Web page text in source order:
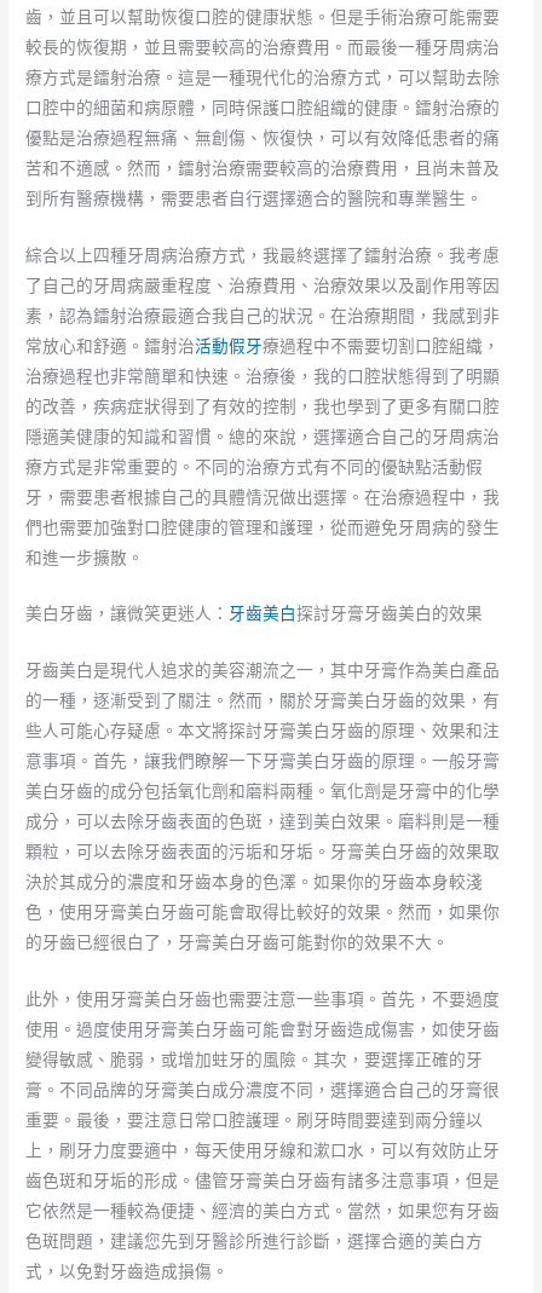
齒，並且可以幫助恢復口腔的健康狀態。但是手術治療可能需要
較長的恢復期，並且需要較高的治療費用。而最後一種牙周病治
療方式是鐳射治療。這是一種現代化的治療方式，可以幫助去除
口腔中的細菌和病原體，同時保護口腔組織的健康。鐳射治療的
優點是治療過程無痛、無創傷、恢復快，可以有效降低患者的痛
苦和不適感。然而，鐳射治療需要較高的治療費用，且尚未普及
到所有醫療機構，需要患者自行選擇適合的醫院和專業醫生。
綜合以上四種牙周病治療方式，我最終選擇了鐳射治療。我考慮
了自己的牙周病嚴重程度、治療費用、治療效果以及副作用等因
素，認為鐳射治療最適合我自己的狀況。在治療期間，我感到非
常放心和舒適。鐳射治活動假牙療過程中不需要切割口腔組織，
治療過程也非常簡單和快速。治療後，我的口腔狀態得到了明顯
的改善，疾病症狀得到了有效的控制，我也學到了更多有關口腔
隱適美健康的知識和習慣。總的來說，選擇適合自己的牙周病治
療方式是非常重要的。不同的治療方式有不同的優缺點活動假
牙，需要患者根據自己的具體情況做出選擇。在治療過程中，我
們也需要加強對口腔健康的管理和護理，從而避免牙周病的發生
和進一步擴散。
美白牙齒，讓微笑更迷人： 牙齒美白探討牙膏牙齒美白的效果
牙齒美白是現代人追求的美容潮流之一，其中牙膏作為美白產品
的一種，逐漸受到了關注。然而，關於牙膏美白牙齒的效果，有
些人可能心存疑慮。本文將探討牙膏美白牙齒的原理、效果和注
意事項。首先，讓我們瞭解一下牙膏美白牙齒的原理。一般牙膏
美白牙齒的成分包括氧化劑和磨料兩種。氧化劑是牙膏中的化學
成分，可以去除牙齒表面的色斑，達到美白效果。磨料則是一種
顆粒，可以去除牙齒表面的污垢和牙垢。牙膏美白牙齒的效果取
決於其成分的濃度和牙齒本身的色澤。如果你的牙齒本身較淺
色，使用牙膏美白牙齒可能會取得比較好的效果。然而，如果你
的牙齒已經很白了，牙膏美白牙齒可能對你的效果不大。
此外，使用牙膏美白牙齒也需要注意一些事項。首先，不要過度
使用。過度使用牙膏美白牙齒可能會對牙齒造成傷害，如使牙齒
變得敏感、脆弱，或增加蛀牙的風險。其次，要選擇正確的牙
膏。不同品牌的牙膏美白成分濃度不同，選擇適合自己的牙膏很
重要。最後，要注意日常口腔護理。刷牙時間要達到兩分鐘以
上，刷牙力度要適中，每天使用牙線和漱口水，可以有效防止牙
齒色斑和牙垢的形成。儘管牙膏美白牙齒有諸多注意事項，但是
它依然是一種較為便捷、經濟的美白方式。當然，如果您有牙齒
色斑問題，建議您先到牙醫診所進行診斷，選擇合適的美白方
式，以免對牙齒造成損傷。